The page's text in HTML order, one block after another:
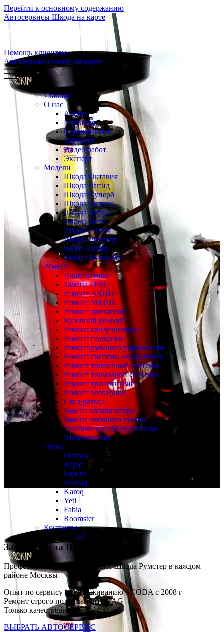
Перейти к основному содержанию
Автосервисы Шкода на карте
Помощь клиентам
Автосервисы Skoda на карте
Главная
О нас
Акции
Гарантия
Сертификаты
Запчасти
Видео работ
Эксперт
Модели
Шкода Октавия
Шкода Рапид
Шкода Суперб
Шкода Кодиак
Шкода Карок
Шкода Йети
Шкода Фабия
Шкода Румстер
Skoda Kamiq
Skoda Octavia RS
Ремонт
Диагностика
Замена ГРМ
Ремонт АКПП
Ремонт МКПП
Ремонт двигателя
Кузовной ремонт
Ремонт кондиционера
Ремонт подвески
Ремонт рулевого управления
Ремонт системы охлаждения
Ремонт топливной системы
Ремонт тормозной системы
Ремонт трансмиссии
Ремонт электрики
Сход развал
Замена катализатора
Замена лобового стекла
Техническое обслуживание
Шиномонтаж
Цены
Octavia
Rapid
Superb
Kodiaq
Karoq
Yeti
Fabia
Roomster
Контакты
Замена маслаШкода Румстер
Профессиональный автосервис Шкода Румстер в каждом
районе Москвы
Опыт по сервису и обслуживанию SKODA с 2008 г
Ремонт строго по регламенту VAG
Только качественные запчасти
ВЫБРАТЬ АВТОСЕРВИС